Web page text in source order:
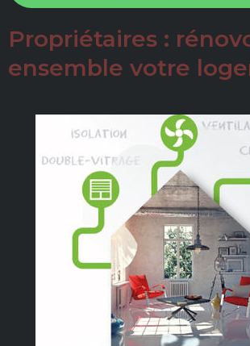
Propriétaires :
ensemble votre